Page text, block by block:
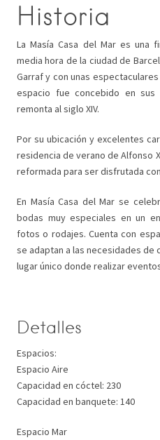
Historia
La Masía Casa del Mar es una
media hora de la ciudad de
Garraf y con unas
espacio fue concebido en
remonta al siglo XIV.
Por su ubicación y excelentes
residencia de verano de Alfonso
reformada para ser disfrutada
En Masía Casa del Mar se
bodas muy especiales en un
fotos o rodajes. Cuenta con
se adaptan a las necesidades de
lugar único donde realizar
Detalles
Espacios:
Espacio Aire
Capacidad en cóctel: 230
Capacidad en banquete: 140
Espacio Mar